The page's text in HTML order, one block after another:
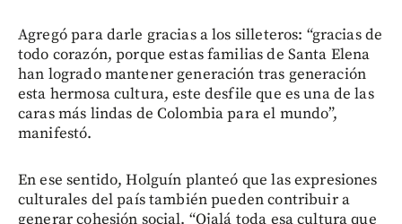
Agregó para darle gracias a los silleteros: “gracias de
todo corazón, porque estas familias de Santa Elena
han logrado mantener generación tras generación
esta hermosa cultura, este desfile que es una de las
caras más lindas de Colombia para el mundo”,
manifestó.
En ese sentido, Holguín planteó que las expresiones
culturales del país también pueden contribuir a
generar cohesión social. “Ojalá toda esa cultura que